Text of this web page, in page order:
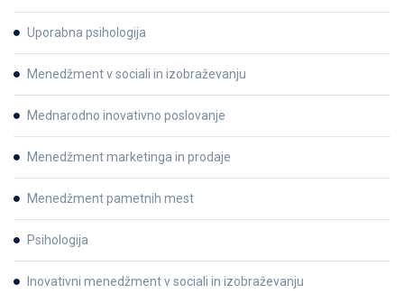
Uporabna psihologija
Menedžment v sociali in izobraževanju
Mednarodno inovativno poslovanje
Menedžment marketinga in prodaje
Menedžment pametnih mest
Psihologija
Inovativni menedžment v sociali in izobraževanju